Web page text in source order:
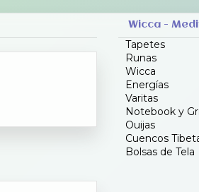
Wicca -
Tapetes
Runas
Wicca
Energías
Varitas
Notebook y
Ouijas
Cuencos
Bolsas de Tela